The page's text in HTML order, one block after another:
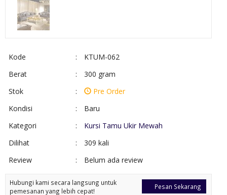
Kode :
KTUM-062
Berat
:
300 gram
Stok
:
Pre Order
Kondisi
:
Baru
Kategori
:
Kursi Tamu Ukir Mewah
Dilihat
:
309 kali
Review
: Belum ada review
Pesan Sekarang
Hubungi kami secara langsung untuk
pemesanan yang lebih cepat!